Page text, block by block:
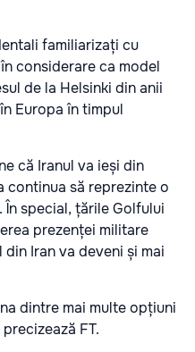
familiarizați cu
considerare ca model
de la Helsinki din anii
Europa în timpul
că Iranul va ieși din
continua să reprezinte o
special, țările Golfului
prezenței militare
Iran va deveni și mai
dintre mai multe opțiuni
FT.